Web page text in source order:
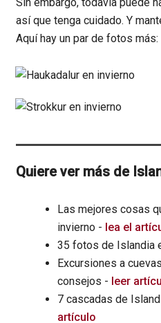
así que tenga cuidado. Y
Aquí hay un par de fotos más:
Quiere ver más de
Las mejores cosas
invierno - lea el
35 fotos de Islandia
Excursiones a
consejos - leer
7 cascadas de
artículo